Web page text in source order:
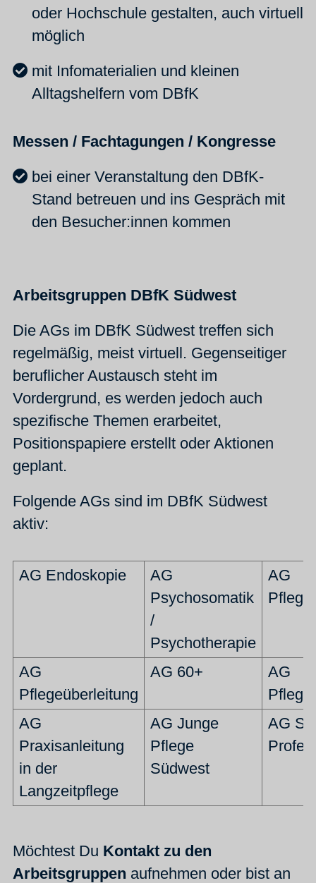
oder Hochschule gestalten, auch virtuell
möglich
mit Infomaterialien und kleinen
Alltagshelfern vom DBfK
Messen / Fachtagungen / Kongresse
bei einer Veranstaltung den DBfK-
Stand betreuen und ins Gespräch mit
den Besucher:innen kommen
Arbeitsgruppen DBfK Südwest
Die AGs im DBfK Südwest treffen sich
regelmäßig, meist virtuell. Gegenseitiger
beruflicher Austausch steht im
Vordergrund, es werden jedoch auch
spezifische Themen erarbeitet,
Positionspapiere erstellt oder Aktionen
geplant.
Folgende AGs sind im DBfK Südwest
aktiv:
AG Endoskopie
AG
Psychosomatik
/
Psychotherapie
AG
AG
Pflegeüberleitung
AG 60+
AG
AG
Praxisanleitung
in der
Langzeitpflege
AG Junge
Pflege
Südwest
AG
Möchtest Du Kontakt zu den
Arbeitsgruppen aufnehmen oder bist an